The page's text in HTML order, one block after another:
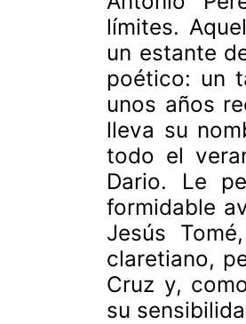
límites.
un estante
poético: un
unos años
lleva su
todo el
Dario. Le
formidable
Jesús
claretiano,
Cruz y,
su